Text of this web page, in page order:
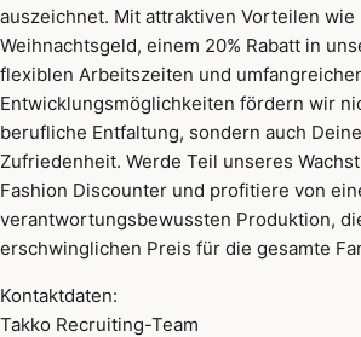
auszeichnet. Mit attraktiven Vorteilen wie
Weihnachtsgeld, einem 20% Rabatt in
flexiblen Arbeitszeiten und
Entwicklungsmöglichkeiten fördern wir
berufliche Entfaltung, sondern auch
Zufriedenheit. Werde Teil unseres
Fashion Discounter und profitiere von
verantwortungsbewussten Produktion,
erschwinglichen Preis für die gesamte
Kontaktdaten:
Takko Recruiting-Team